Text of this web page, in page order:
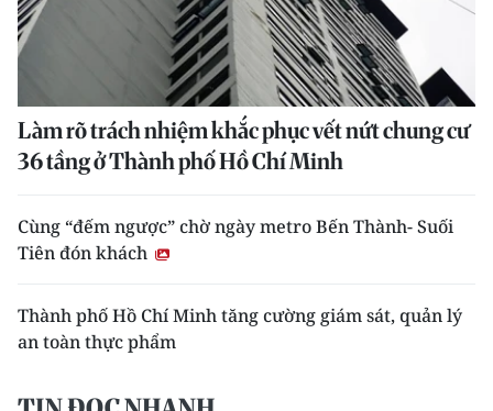
Làm rõ trách nhiệm khắc phục vết nứt chung cư
36 tầng ở Thành phố Hồ Chí Minh
Cùng “đếm ngược” chờ ngày metro Bến Thành- Suối
Tiên đón khách
Thành phố Hồ Chí Minh tăng cường giám sát, quản lý
an toàn thực phẩm